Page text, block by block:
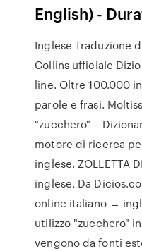
English) -
Inglese Traduzione
Collins ufficiale
line. Oltre 100.000
parole e frasi.
"zucchero" –
motore di ricerca
inglese. ZOLLETTA
inglese. Da
online italiano →
utilizzo "zucchero"
vengono da fonti